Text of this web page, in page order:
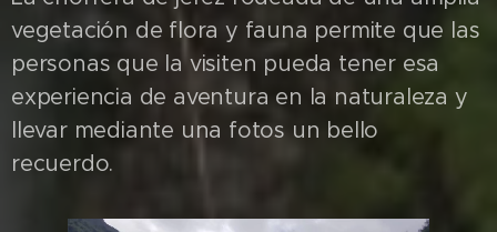
vegetación de flora y fauna permite que las
personas que la visiten pueda tener esa
experiencia de aventura en la naturaleza y
llevar mediante una fotos un bello
recuerdo.